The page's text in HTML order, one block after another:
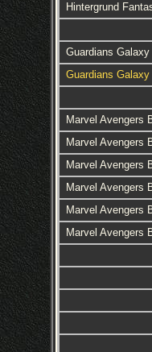
Hintergrund
Guardians
Guardians
Marvel Avengers
Marvel Avengers
Marvel Avengers
Marvel Avengers
Marvel Avengers
Marvel Avengers